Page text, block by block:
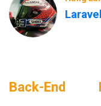
Back-End